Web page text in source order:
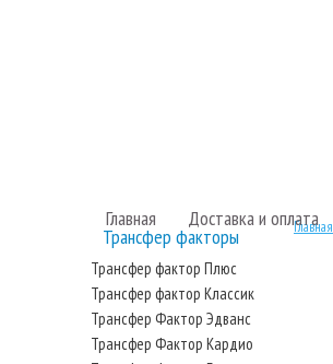
Главная Доставка и оплата
Трансфер факторы
Трансфер фактор Плюс
Трансфер фактор Классик
Трансфер Фактор Эдванс
Трансфер Фактор Кардио
Главная